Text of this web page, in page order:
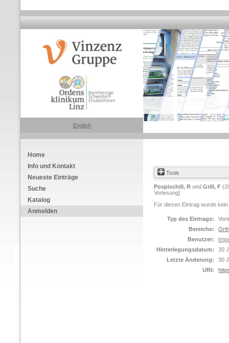
English
Home
Info und Kontakt
Neueste Einträge
Suche
Katalog
Anmelden
Tools
Pospischill, R und Grill, F
Vorlesung]
Für diesen Eintrag wurde
Typ des Eintrags:
Bereiche:
Benutzer:
Hinterlegungsdatum:
30
Letzte Änderung:
30
URI: